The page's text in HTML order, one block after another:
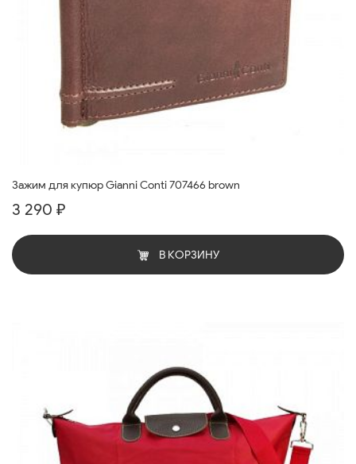
Зажим для купюр Gianni Conti 707466 brown
3 290 ₽
В КОРЗИНУ